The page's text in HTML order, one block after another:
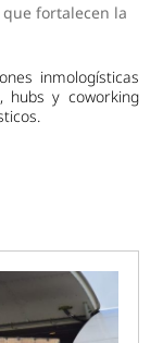
fortalecen la
inmologísticas
hubs y coworking